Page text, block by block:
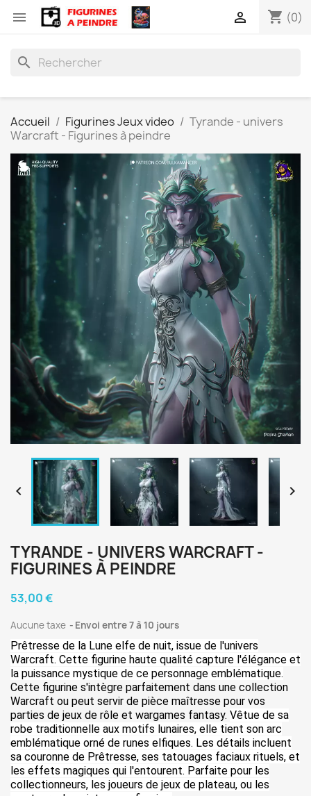
 shopping_cart (0)

search
Accueil Figurines Jeux video
Tyrande - univers
Warcraft - Figurines à peindre
 
TYRANDE - UNIVERS WARCRAFT -
FIGURINES À PEINDRE
53,00 €
Aucune taxe Envoi entre 7 à 10 jours
Prêtresse de la Lune elfe de nuit, issue de l'univers
Warcraft. Cette figurine haute qualité capture l'élégance et
la puissance mystique de ce personnage emblématique.
Cette figurine s'intègre parfaitement dans une collection
Warcraft ou peut servir de pièce maîtresse pour vos
parties de jeux de rôle et wargames fantasy. Vêtue de sa
robe traditionnelle aux motifs lunaires, elle tient son arc
emblématique orné de runes elfiques. Les détails incluent
sa couronne de Prêtresse, ses tatouages faciaux rituels, et
les effets magiques qui l'entourent. Parfaite pour les
collectionneurs, les joueurs de jeux de plateau, ou les